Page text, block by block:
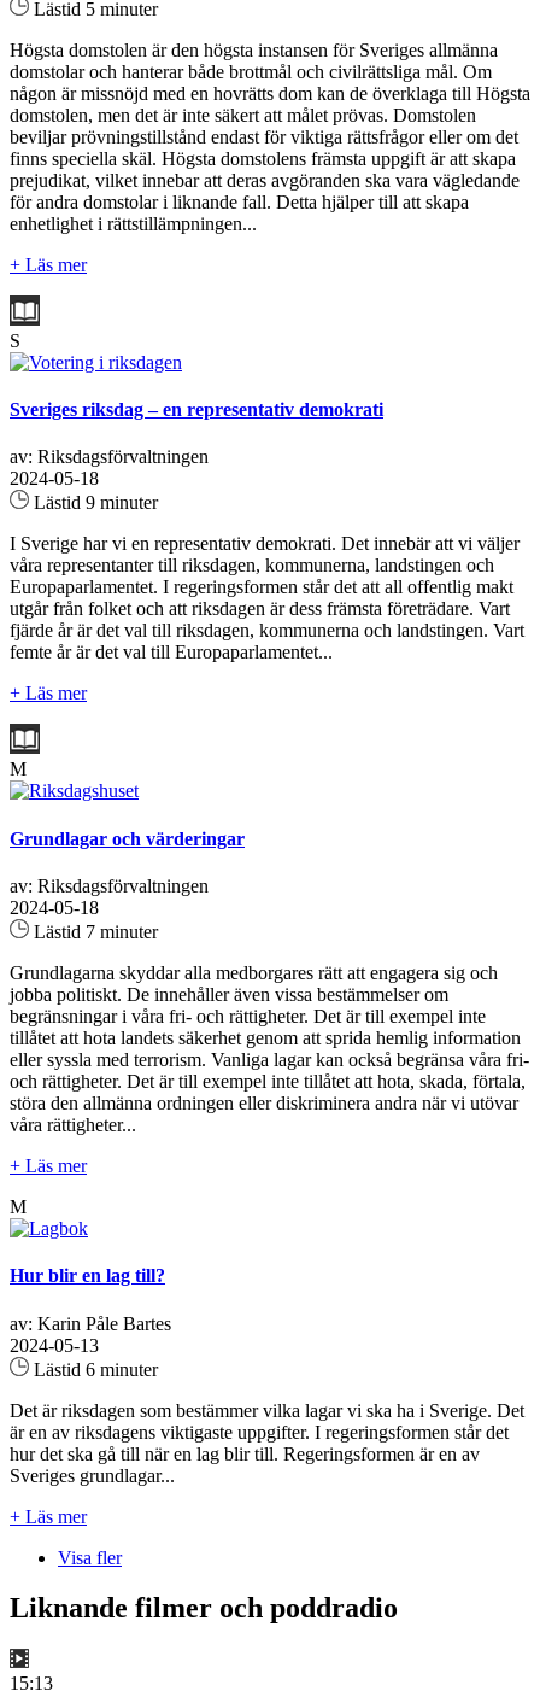
Lästid 5 minuter
Högsta domstolen är den högsta instansen för Sveriges allmänna
domstolar och hanterar både brottmål och civilrättsliga mål. Om
någon är missnöjd med en hovrätts dom kan de överklaga till Högsta
domstolen, men det är inte säkert att målet prövas. Domstolen
beviljar prövningstillstånd endast för viktiga rättsfrågor eller om det
finns speciella skäl. Högsta domstolens främsta uppgift är att skapa
prejudikat, vilket innebar att deras avgöranden ska vara vägledande
för andra domstolar i liknande fall. Detta hjälper till att skapa
enhetlighet i rättstillämpningen...
+ Läs mer
S
Sveriges riksdag – en representativ demokrati
av: Riksdagsförvaltningen
2024-05-18
Lästid 9 minuter
I Sverige har vi en representativ demokrati. Det innebär att vi väljer
våra representanter till riksdagen, kommunerna, landstingen och
Europaparlamentet. I regeringsformen står det att all offentlig makt
utgår från folket och att riksdagen är dess främsta företrädare. Vart
fjärde år är det val till riksdagen, kommunerna och landstingen. Vart
femte år är det val till Europaparlamentet...
+ Läs mer
M
Grundlagar och värderingar
av: Riksdagsförvaltningen
2024-05-18
Lästid 7 minuter
Grundlagarna skyddar alla medborgares rätt att engagera sig och
jobba politiskt. De innehåller även vissa bestämmelser om
begränsningar i våra fri- och rättigheter. Det är till exempel inte
tillåtet att hota landets säkerhet genom att sprida hemlig information
eller syssla med terrorism. Vanliga lagar kan också begränsa våra fri-
och rättigheter. Det är till exempel inte tillåtet att hota, skada, förtala,
störa den allmänna ordningen eller diskriminera andra när vi utövar
våra rättigheter...
+ Läs mer
M
Hur blir en lag till?
av: Karin Påle Bartes
2024-05-13
Lästid 6 minuter
Det är riksdagen som bestämmer vilka lagar vi ska ha i Sverige. Det
är en av riksdagens viktigaste uppgifter. I regeringsformen står det
hur det ska gå till när en lag blir till. Regeringsformen är en av
Sveriges grundlagar...
+ Läs mer
Visa fler
Liknande filmer och poddradio
15:13